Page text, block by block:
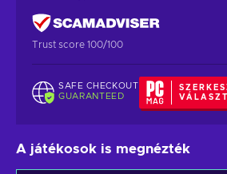
Trust score 100/100
SAFE CHECKOUT
GUARANTEED
A játékosok is megnézték